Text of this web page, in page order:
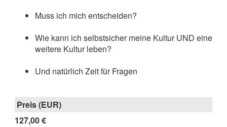
Muss ich mich entscheiden?
Wie kann ich selbstsicher meine Kultur UND eine
weitere Kultur leben?
Und natürlich Zeit für Fragen
127,00 €